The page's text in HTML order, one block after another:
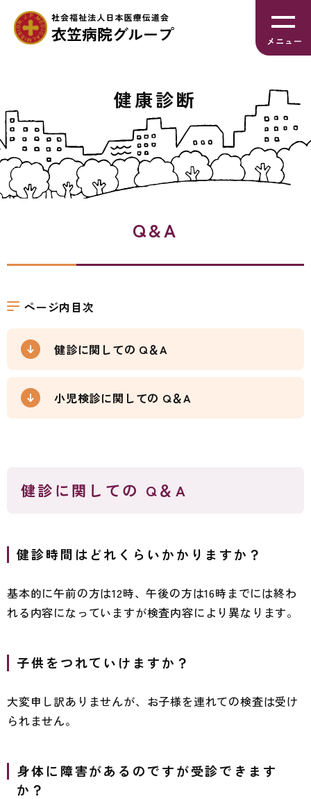
ナ
ビ
ゲ
ー
シ
ョ
ビ
ゲ
ー
シ
ョ
ン
メニュー
健康診断
Q&A
ページ内目次
健診に関しての Q＆A
小児検診に関しての Q＆A
健診に関しての Q＆A
健診時間はどれくらいかかりますか？
基本的に午前の方は12時、午後の方は16時までには終わ
れる内容になっていますが検査内容により異なります。
子供をつれていけますか？
大変申し訳ありませんが、お子様を連れての検査は受け
られません。
身体に障害があるのですが受診できます
か？